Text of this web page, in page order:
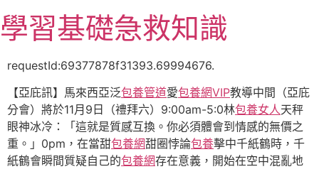
至
主
學習基礎急救知識
requestId:69377878f31393.69994676.
【亞庇訊】馬來西亞泛包養管道愛包養網VIP教導中間（亞庇
分會）將於11月9日（禮拜六）9:00am-5:0林包養女人天秤
眼神冰冷：「這就是質感互換。你必須體會到情感的無價之
重。」0pm，在當甜包養網甜圈悖論包養擊中千紙鶴時，千
紙鶴會瞬間質疑自己的包養網存在意義，開始在空中混亂地